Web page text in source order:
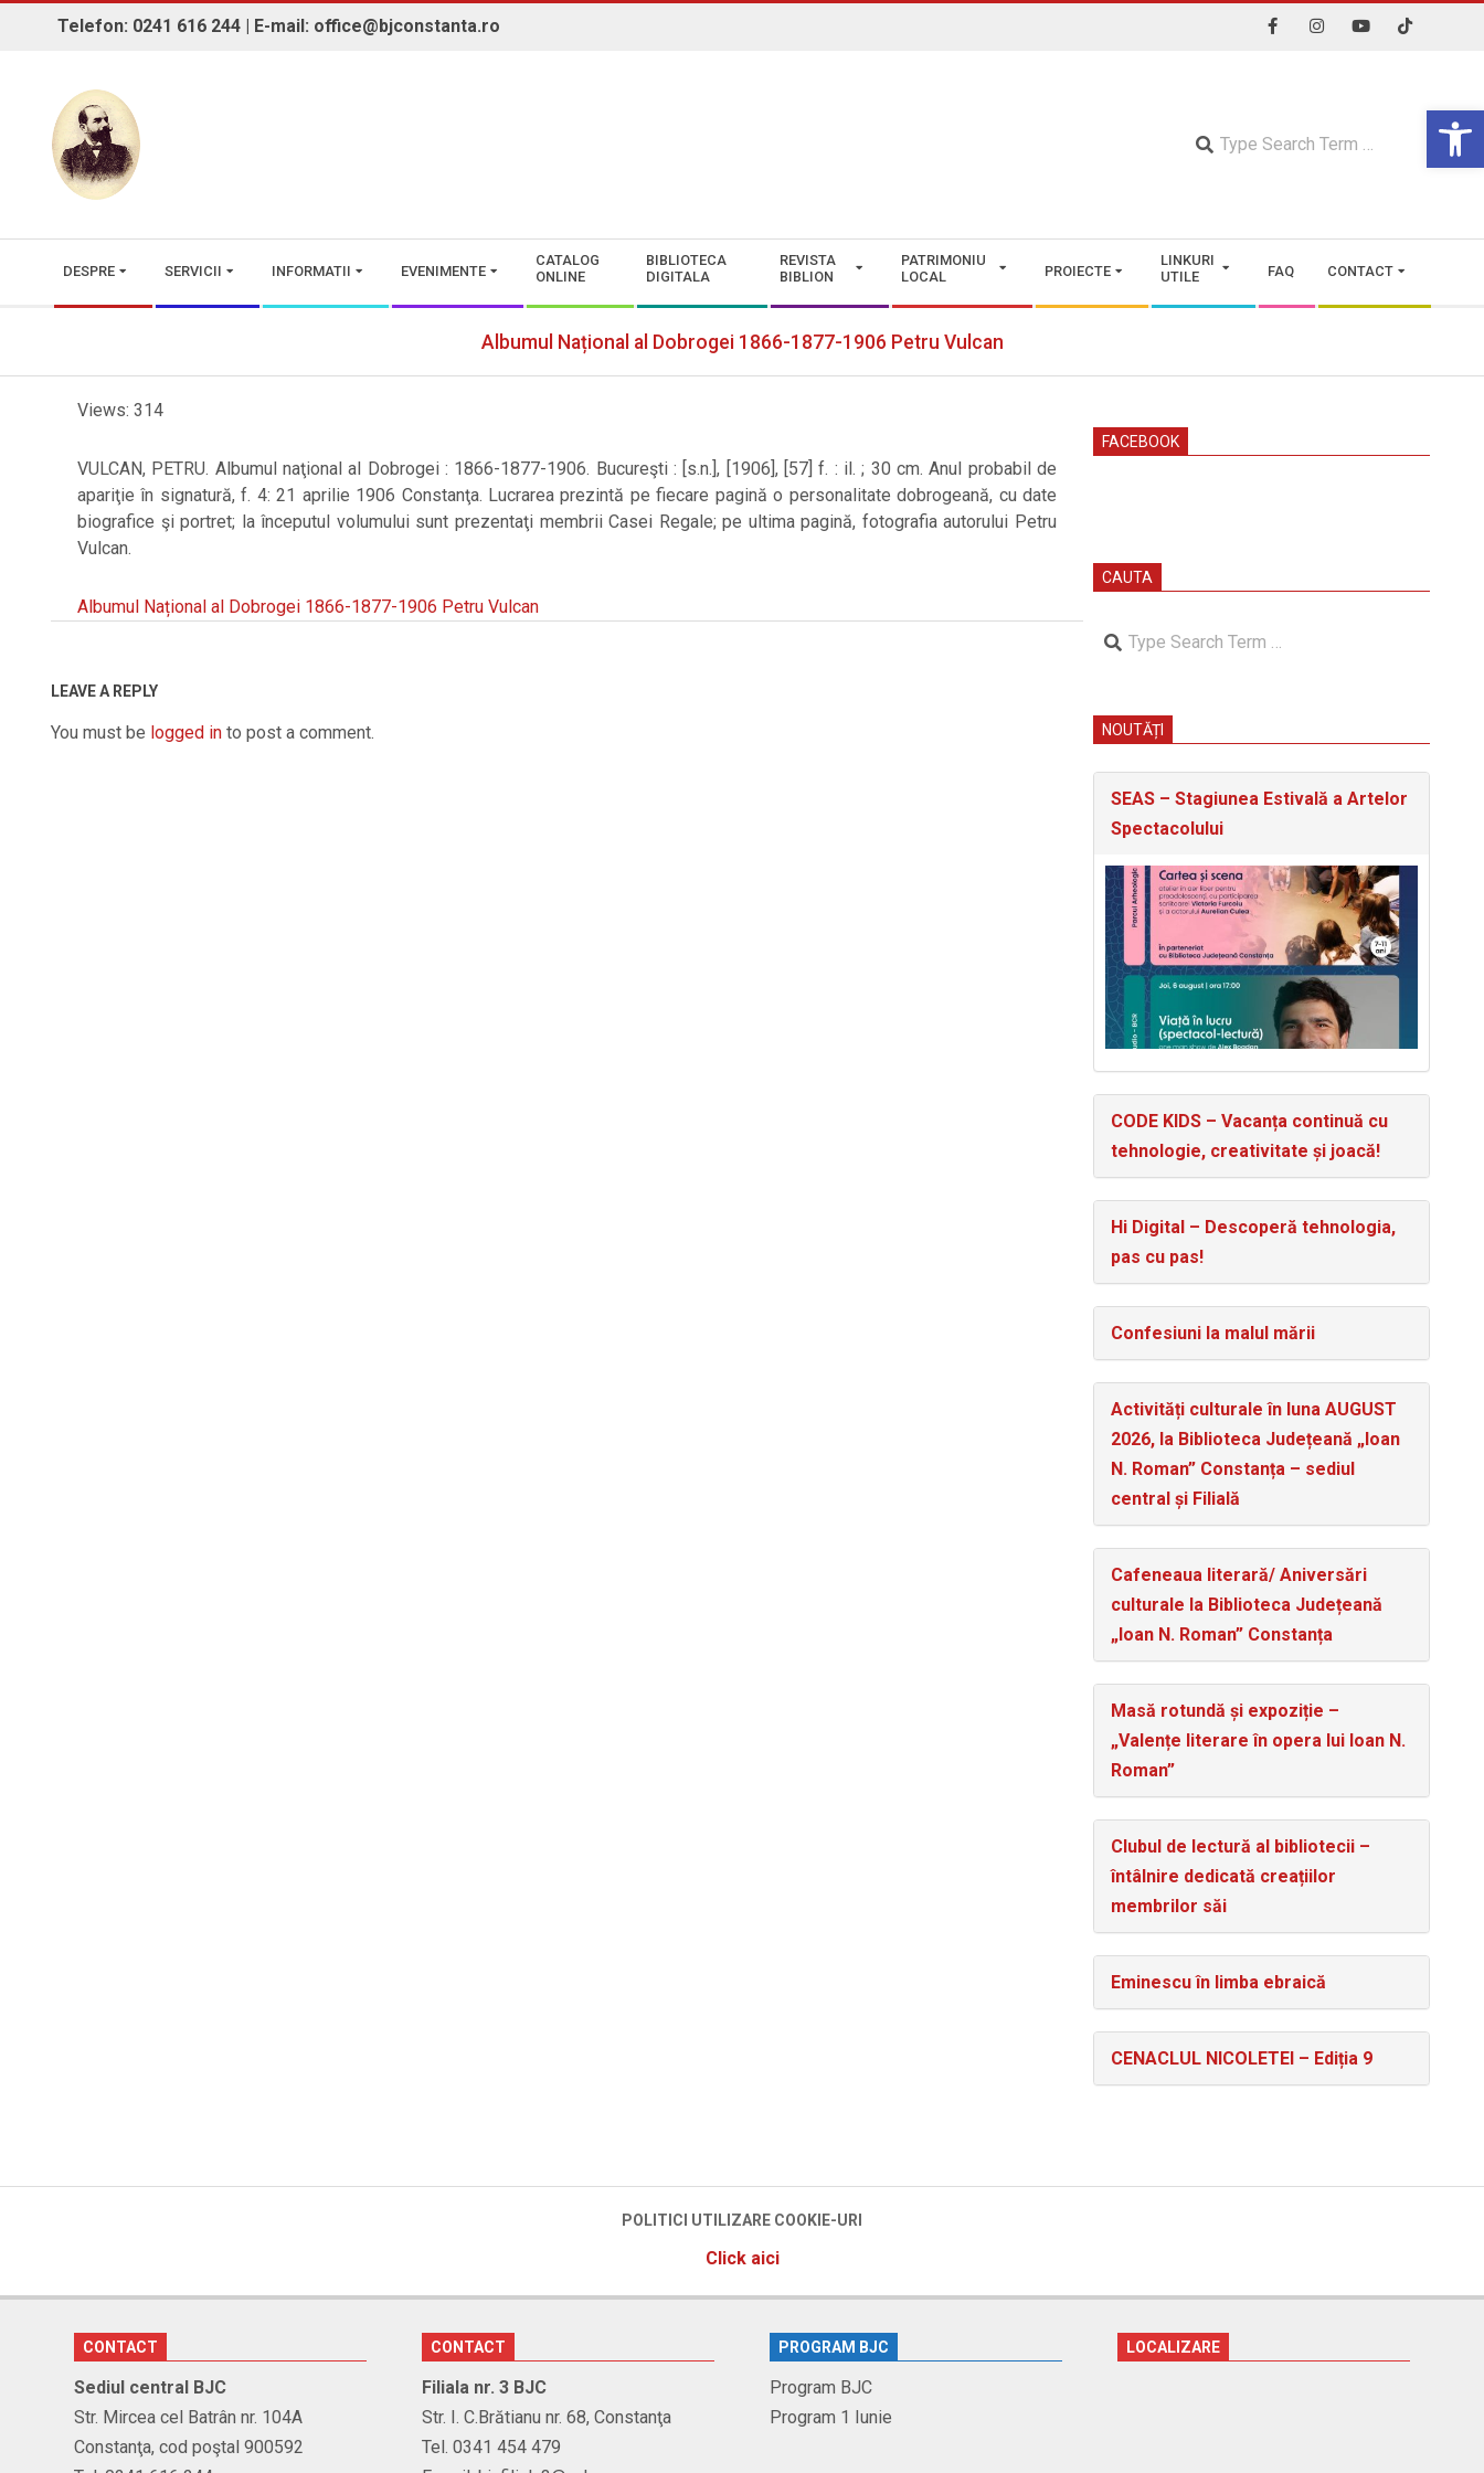
Telefon: 0241 616 244 | E-mail: office@bjconstanta.ro
Navigation
Menu
DESPRE SERVICII INFORMATII EVENIMENTE
CATALOG
ONLINE
BIBLIOTECA
DIGITALA
REVISTA
BIBLION
PATRIMONIU
LOCAL
PROIECTE
LINKURI
UTILE
FAQ CONTACT
Albumul Național al Dobrogei 1866-1877-1906 Petru Vulcan
Views: 314
VULCAN, PETRU. Albumul naţional al Dobrogei : 1866-1877-1906. Bucureşti : [s.n.], [1906], [57] f. : il. ; 30 cm. Anul probabil de
apariţie în signatură, f. 4: 21 aprilie 1906 Constanţa. Lucrarea prezintă pe fiecare pagină o personalitate dobrogeană, cu date
biografice şi portret; la începutul volumului sunt prezentaţi membrii Casei Regale; pe ultima pagină, fotografia autorului Petru
Vulcan.
Albumul Național al Dobrogei 1866-1877-1906 Petru Vulcan
20
LEAVE A REPLY
You must be logged in to post a comment.
FACEBOOK
CAUTA
Search
NOUTĂȚI
SEAS – Stagiunea Estivală a Artelor
Spectacolului
CODE KIDS – Vacanța continuă cu
tehnologie, creativitate și joacă!
Hi Digital – Descoperă tehnologia,
pas cu pas!
Confesiuni la malul mării
Activități culturale în luna AUGUST
2026, la Biblioteca Județeană „Ioan
N. Roman” Constanța – sediul
central și Filială
Cafeneaua literară/ Aniversări
culturale la Biblioteca Județeană
„Ioan N. Roman” Constanța
Masă rotundă și expoziție –
„Valențe literare în opera lui Ioan N.
Roman”
Clubul de lectură al bibliotecii –
întâlnire dedicată creațiilor
membrilor săi
Eminescu în limba ebraică
CENACLUL NICOLETEI – Ediția 9
POLITICI UTILIZARE COOKIE-URI
Click aici
CONTACT
Sediul central BJC
Str. Mircea cel Batrân nr. 104A
Constanţa, cod poştal 900592
CONTACT
Filiala nr. 3 BJC
Str. I. C.Brătianu nr. 68, Constanţa
Tel. 0341 454 479
PROGRAM BJC
Program BJC
Program 1 Iunie
LOCALIZARE